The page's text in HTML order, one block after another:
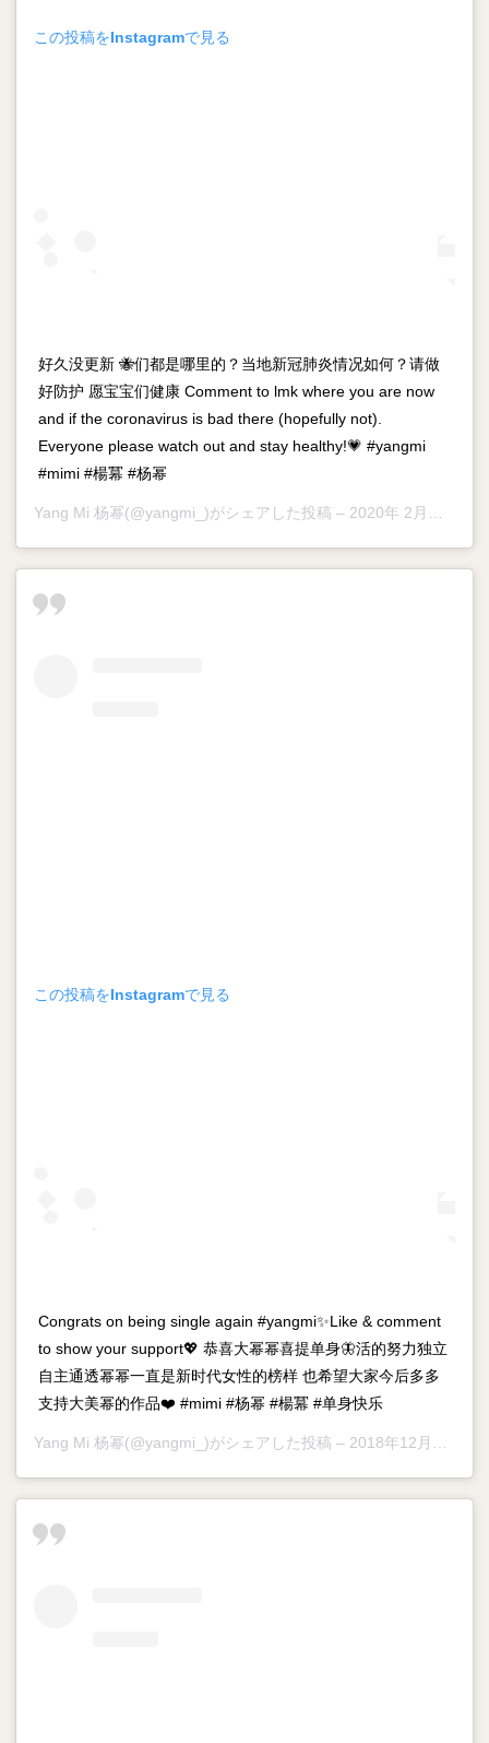
この投稿をInstagramで見る
好久没更新 🐝们都是哪里的？当地新冠肺炎情况如何？请做
好防护 愿宝宝们健康 Comment to lmk where you are now
and if the coronavirus is bad there (hopefully not).
Everyone please watch out and stay healthy!💗 #yangmi
#mimi #楊冪 #杨幂
Yang Mi 杨幂(@yangmi_)がシェアした投稿 – 2020年 2月月29日午後11時59分PST
この投稿をInstagramで見る
Congrats on being single again #yangmi✨Like & comment
to show your support💖 恭喜大幂幂喜提单身🦋活的努力独立
自主通透幂幂一直是新时代女性的榜样 也希望大家今后多多
支持大美幂的作品❤️ #mimi #杨幂 #楊冪 #单身快乐
Yang Mi 杨幂(@yangmi_)がシェアした投稿 – 2018年12月月23日午後12時10分PST